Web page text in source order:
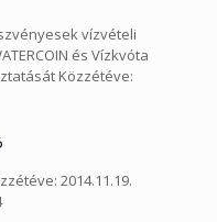
vízvételi
és Vízkvóta
Közzétéve:
2014.11.19.